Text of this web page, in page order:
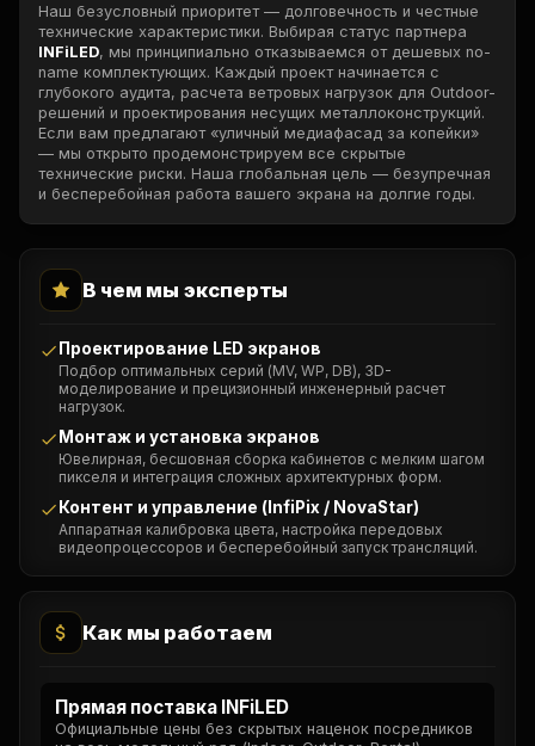
Наш безусловный приоритет — долговечность и честные
технические характеристики. Выбирая статус партнера
INFiLED, мы принципиально отказываемся от дешевых no-
name комплектующих. Каждый проект начинается с
глубокого аудита, расчета ветровых нагрузок для Outdoor-
решений и проектирования несущих металлоконструкций.
Если вам предлагают «уличный медиафасад за копейки»
— мы открыто продемонстрируем все скрытые
технические риски. Наша глобальная цель — безупречная
и бесперебойная работа вашего экрана на долгие годы.
В чем мы эксперты
Проектирование LED экранов
Подбор оптимальных серий (MV, WP, DB), 3D-
моделирование и прецизионный инженерный расчет
нагрузок.
Монтаж и установка экранов
Ювелирная, бесшовная сборка кабинетов с мелким шагом
пикселя и интеграция сложных архитектурных форм.
Контент и управление (InfiPix / NovaStar)
Аппаратная калибровка цвета, настройка передовых
видеопроцессоров и бесперебойный запуск трансляций.
Как мы работаем
Прямая поставка INFiLED
Официальные цены без скрытых наценок посредников